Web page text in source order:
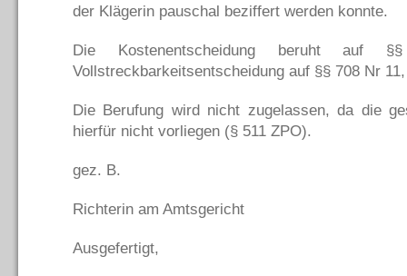
der Klägerin pauschal beziffert werden konnte.
Die Kostenentscheidung beruht
Vollstreckbarkeitsentscheidung auf §§ 708 Nr
Die Berufung wird nicht zugelassen, da die
hierfür nicht vorliegen (§ 511 ZPO).
gez. B.
Richterin am Amtsgericht
Ausgefertigt,